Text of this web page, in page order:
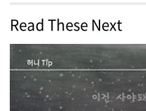
Read These Next